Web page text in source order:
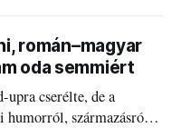
román–magyar
oda semmiért
upra cserélte, de a
humorról, származásról